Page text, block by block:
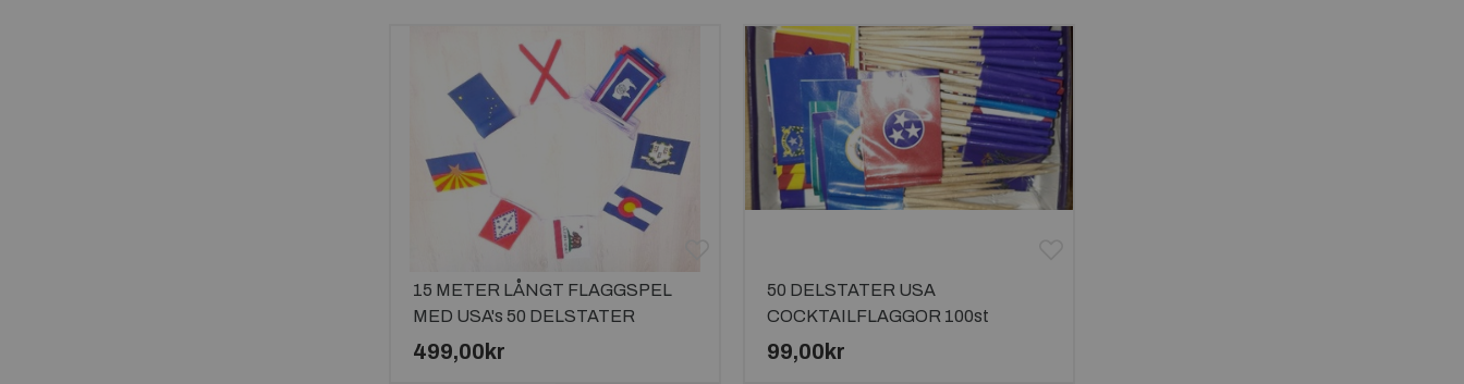
15 METER LÅNGT FLAGGSPEL
MED USA's 50 DELSTATER
499,00kr
50 DELSTATER USA
COCKTAILFLAGGOR 100st
99,00kr